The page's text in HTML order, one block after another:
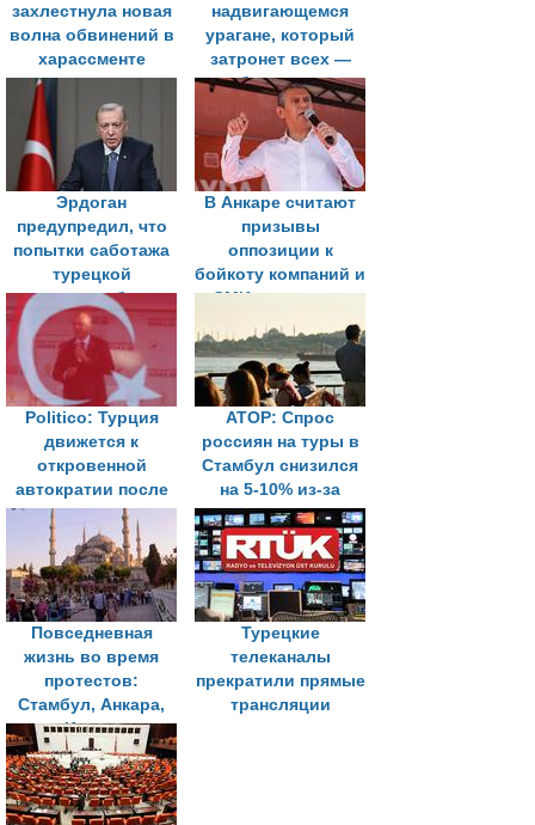
захлестнула новая
волна обвинений в
харассменте
надвигающемся
урагане, который
затронет всех —
«больших и
малых»
Эрдоган
предупредил, что
попытки саботажа
турецкой
экономики будут
пресекаться
В Анкаре считают
призывы
оппозиции к
бойкоту компаний и
СМИ попытками
подрыва
экономики
Politico: Турция
движется к
откровенной
автократии после
ареста главного
соперника
Эрдогана
АТОР: Спрос
россиян на туры в
Стамбул снизился
на 5-10% из-за
протестов
Повседневная
жизнь во время
протестов:
Стамбул, Анкара,
Измир
Турецкие
телеканалы
прекратили прямые
трансляции